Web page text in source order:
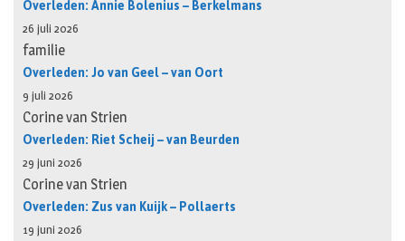
Overleden: Annie Bolenius – Berkelmans
26 juli 2026
familie
Overleden: Jo van Geel – van Oort
9 juli 2026
Corine van Strien
Overleden: Riet Scheij – van Beurden
29 juni 2026
Corine van Strien
Overleden: Zus van Kuijk – Pollaerts
19 juni 2026